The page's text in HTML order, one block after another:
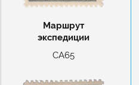
Маршрут
экспедиции
СА65